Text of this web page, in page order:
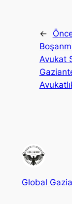
←
Avukat
Global